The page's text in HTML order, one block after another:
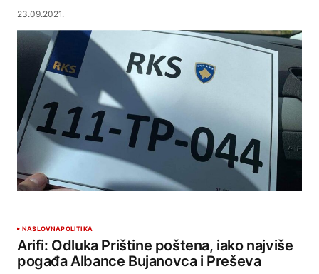
23.09.2021.
NASLOVNAPOLITIKA
Arifi: Odluka Prištine poštena, iako najviše
pogađa Albance Bujanovca i Preševa